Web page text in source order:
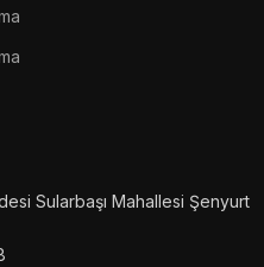
Sularbaşı Mahallesi Şenyurt